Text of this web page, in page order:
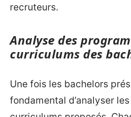
recruteurs.
Analyse des
curriculums des
Une fois les bachelors
fondamental d’analyser